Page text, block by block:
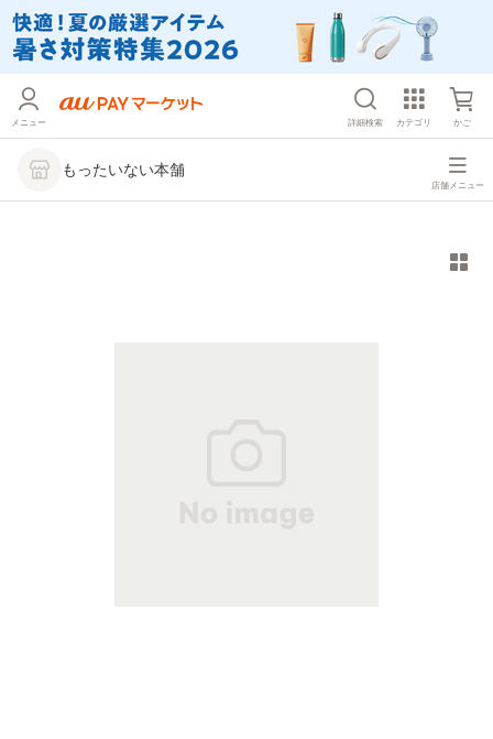
メニュー 詳細検索 カテゴリ かご
もったいない本舗
店舗メニュー